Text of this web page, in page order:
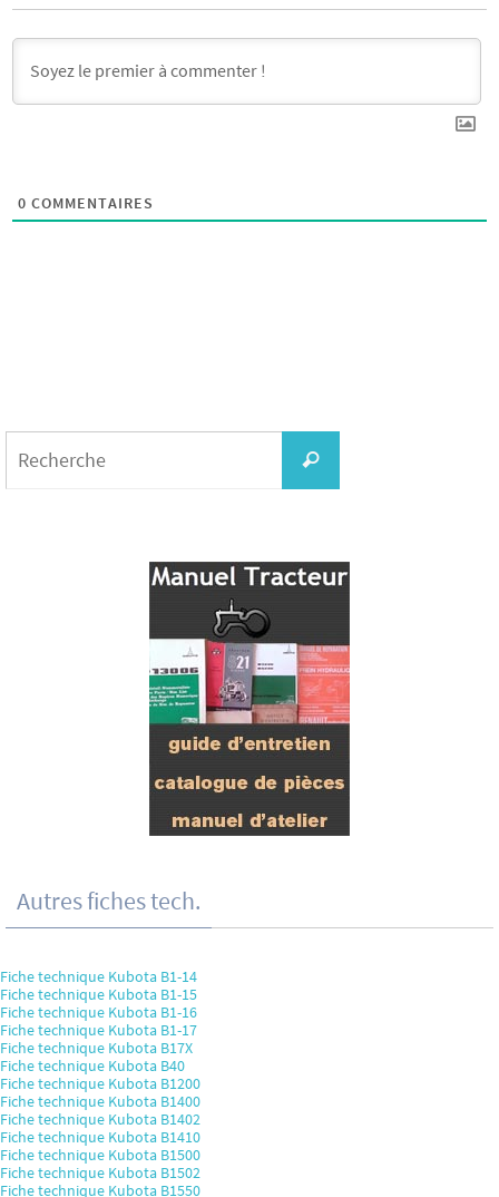
0 COMMENTAIRES
Recherche
Autres fiches tech.
Fiche technique Kubota B1-14
Fiche technique Kubota B1-15
Fiche technique Kubota B1-16
Fiche technique Kubota B1-17
Fiche technique Kubota B17X
Fiche technique Kubota B40
Fiche technique Kubota B1200
Fiche technique Kubota B1400
Fiche technique Kubota B1402
Fiche technique Kubota B1410
Fiche technique Kubota B1500
Fiche technique Kubota B1502
Fiche technique Kubota B1550